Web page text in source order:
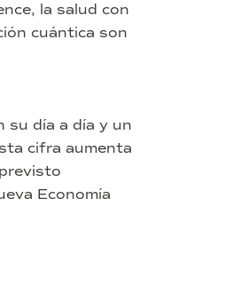
la salud con
cuántica son
su día a día y un
cifra aumenta
Economía